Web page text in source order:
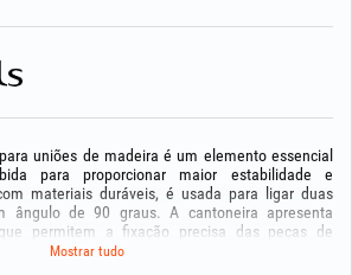
uniões de madeira é um elemento essencial
para proporcionar maior estabilidade e
materiais duráveis, é usada para ligar duas
ângulo de 90 graus. A cantoneira apresenta
permitem a fixação precisa das peças de
para a estabilidade e a integridade dos
Mostrar tudo